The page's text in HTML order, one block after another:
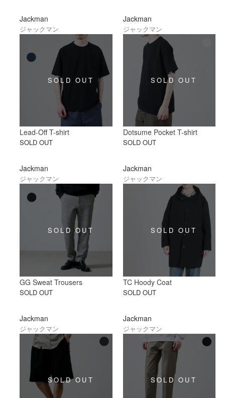
Jackman
ジャックマン
Lead-Off T-shirt
SOLD OUT
Jackman
ジャックマン
Dotsume Pocket T-shirt
SOLD OUT
Jackman
ジャックマン
GG Sweat Trousers
SOLD OUT
Jackman
ジャックマン
TC Hoody Coat
SOLD OUT
Jackman
ジャックマン
Jackman
ジャックマン